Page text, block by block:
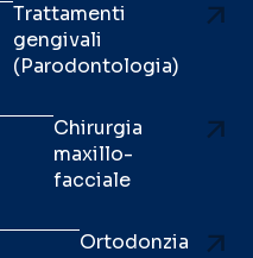
Trattamenti
gengivali
(Parodontologia)
Chirurgia
maxillo-
facciale
Ortodonzia